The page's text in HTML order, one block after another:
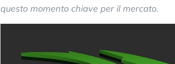
questo momento chiave per il mercato.